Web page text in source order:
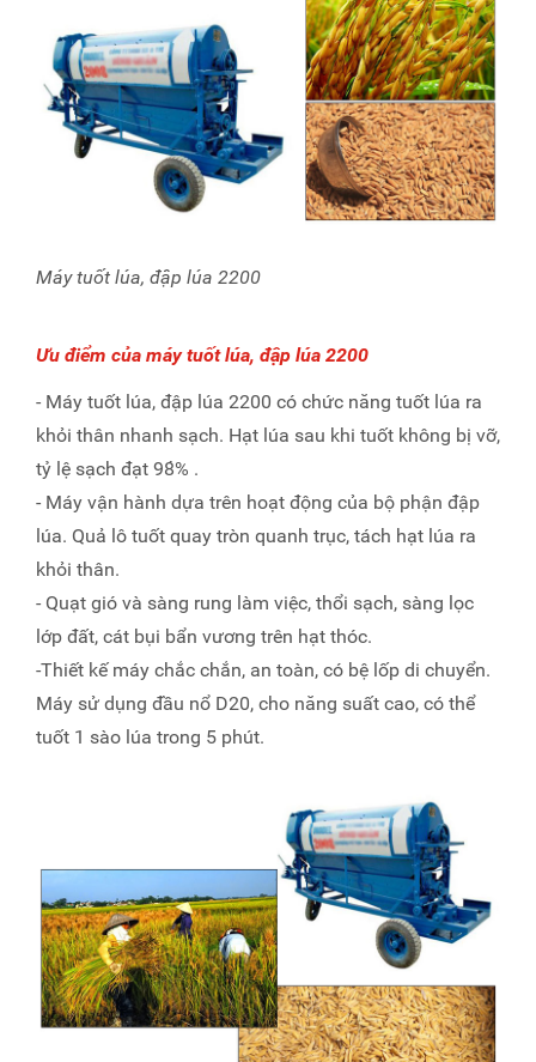
Máy tuốt lúa, đập lúa 2200
Ưu điểm của máy tuốt lúa, đập lúa 2200
- Máy tuốt lúa, đập lúa 2200 có chức năng tuốt lúa ra
khỏi thân nhanh sạch. Hạt lúa sau khi tuốt không bị vỡ,
tỷ lệ sạch đạt 98́% .
- Máy vận hành dựa trên hoạt động của bộ phận đập
lúa. Quả lô tuốt quay tròn quanh trục, tách hạt lúa ra
khỏi thân.
- Quạt gió và sàng rung làm việc, thổi sạch, sàng lọc
lớp đất, cát bụi bẩn vương trên hạt thóc.
-Thiết kế máy chắc chắn, an toàn, có bệ lốp di chuyển.
Máy sử dụng đầu nổ D20, cho năng suất cao, có thể
tuốt 1 sào lúa trong 5 phút.